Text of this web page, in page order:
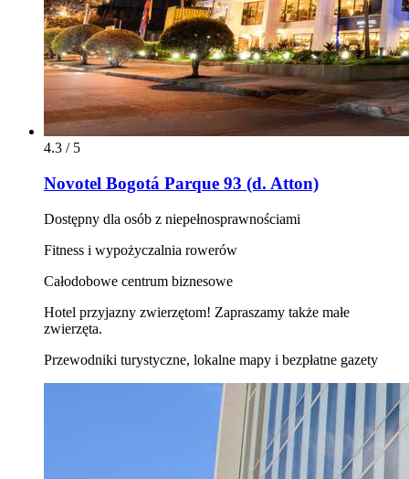
4.3 / 5
Novotel Bogotá Parque 93 (d. Atton)
Dostępny dla osób z niepełnosprawnościami
Fitness i wypożyczalnia rowerów
Całodobowe centrum biznesowe
Hotel przyjazny zwierzętom! Zapraszamy także małe
zwierzęta.
Przewodniki turystyczne, lokalne mapy i bezpłatne gazety